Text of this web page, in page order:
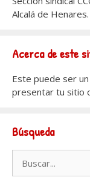
Alcalá de Henares.
Acerca de este
Este puede ser
presentar tu sitio
Búsqueda